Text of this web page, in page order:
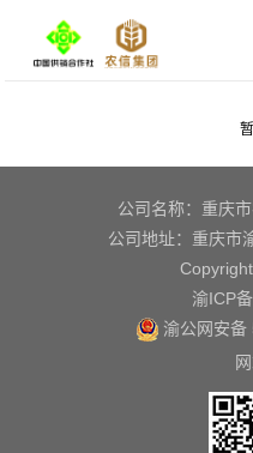
公司名称：重庆
公司地址：重庆市
渝ICP
渝公网安